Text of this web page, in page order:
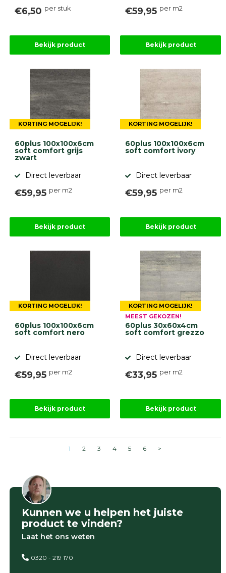
€6,50 per stuk
Bekijk product
€59,95 per m2
Bekijk product
KORTING MOGELIJK!
60plus 100x100x6cm
soft comfort grijs
zwart
Direct leverbaar
€59,95 per m2
Bekijk product
KORTING MOGELIJK!
60plus 100x100x6cm
soft comfort ivory
Direct leverbaar
€59,95 per m2
Bekijk product
KORTING MOGELIJK!
60plus 100x100x6cm
soft comfort nero
Direct leverbaar
€59,95 per m2
Bekijk product
KORTING MOGELIJK!
MEEST GEKOZEN!
60plus 30x60x4cm
soft comfort grezzo
Direct leverbaar
€33,95 per m2
Bekijk product
1 2 3 4 5 6 >
Kunnen we u helpen het juiste
product te vinden?
Laat het ons weten
0320 - 219 170